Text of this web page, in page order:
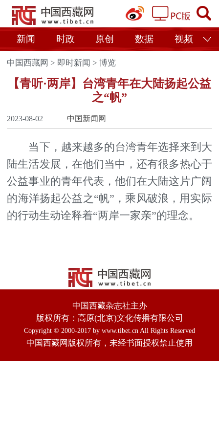
新闻 时政 原创 数据 视频
中国西藏网 > 即时新闻 >博览
【青听·两岸】台湾青年在大陆扬起公益
之“帆”
2023-08-02 中国新闻网
当下，越来越多的台湾青年选择来到大
陆生活发展，在他们当中，还有很多热心于
公益事业的青年代表，他们在大陆这片广阔
的海洋扬起公益之“帆”，乘风破浪，用实际
的行动生动诠释着“两岸一家亲”的理念。
中国西藏杂志社主办
版权所有：高原(北京)文化传播有限公司
Copyright © 2000-2017 by www.tibet.cn All Rights Reserved
中国西藏网版权所有，未经书面授权禁止使用